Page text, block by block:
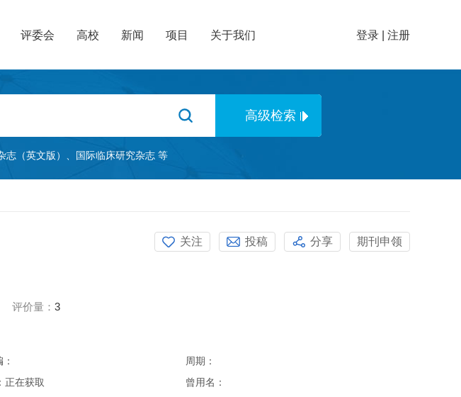
评委会 高校 新闻 项目 关于我们 登录 注册
志（英文版） 国际临床研究杂志 等
关注 投稿 分享 期刊申领
评价量： 3
周期：
正在获取
曾用名：